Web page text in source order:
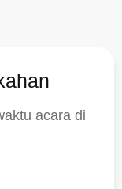
acara di